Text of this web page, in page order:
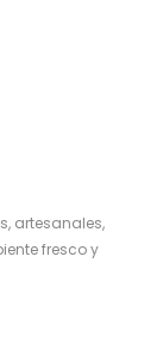
artesanales,
fresco y